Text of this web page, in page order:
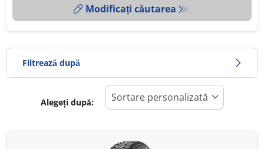
Modificați căutarea
Filtrează după
Alegeți după: